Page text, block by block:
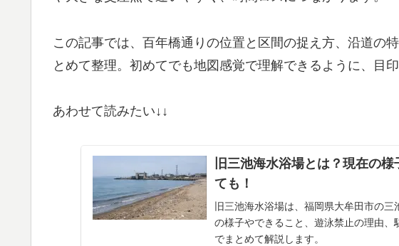
この記事では、百年橋通りの位置と区間の捉え方、沿道の
とめて整理。初めてでも地図感覚で理解できるように、目
あわせて読みたい↓↓
旧三池海水浴場とは？現在の
ても！
旧三池海水浴場は、福岡県大牟田市の
の様子やできること、遊泳禁止の理由、
でまとめて解説します。